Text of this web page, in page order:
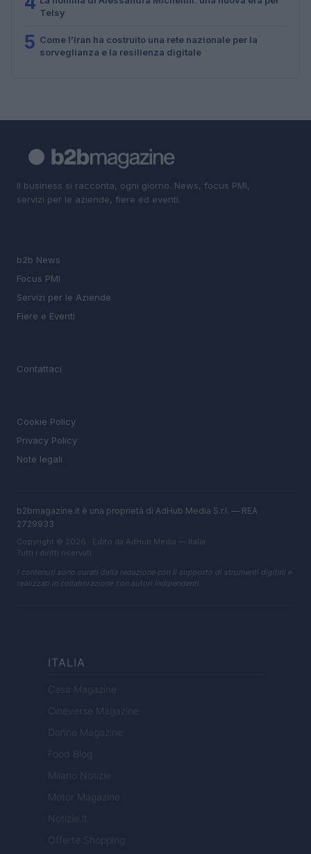
Telsy
5 Come l’Iran ha costruito una rete nazionale per la
sorveglianza e la resilienza digitale
Il business si racconta, ogni giorno. News, focus PMI,
servizi per le aziende, fiere ed eventi.
b2b News
Focus PMI
Servizi per le Aziende
Fiere e Eventi
Contattaci
Cookie Policy
Privacy Policy
Note legali
b2bmagazine.it è una proprietà di AdHub Media S.r.l. — REA
2729933
Copyright © 2026 · Edito da AdHub Media — Italia
Tutti i diritti riservati
I contenuti sono curati dalla redazione con il supporto di strumenti digitali e
realizzati in collaborazione con autori indipendenti.
ITALIA
Casa Magazine
Cineverse Magazine
Donne Magazine
Food Blog
Milano Notizie
Motor Magazine
Notizie.it
Offerte Shopping